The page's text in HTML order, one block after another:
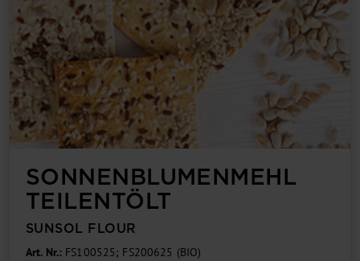
SONNEN­BLU­MEN­MEHL
TEIL­ENT­ÖLT
SUNSOL FLOUR
Art. Nr.: FS100525; FS200625 (BIO)